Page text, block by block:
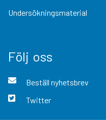
Undersökningsmaterial
Följ oss
Beställ nyhetsbrev
Twitter